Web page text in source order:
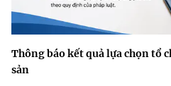
Thông báo kết quả lựa chọn tổ
sản